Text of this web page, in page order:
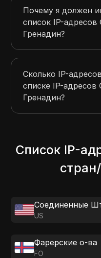
Почему я должен
список IP-адресов
Гренадин?
Сколько IP-
списке IP-адресов
Гренадин?
Список IP-
Соединенные
US
Фарерские о-ва
FO